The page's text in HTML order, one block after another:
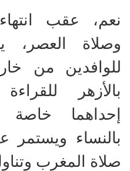
نعم، عقب
وصلاة العصر،
للوافدين من
بالأزهر
إحداهما خاصة
بالنساء ويستمر
صلاة المغرب